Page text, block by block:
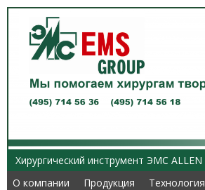
Хирургический инструмент ЭМС ALLEN
О компании
Продукция Технология
О компании
Продукция Технология